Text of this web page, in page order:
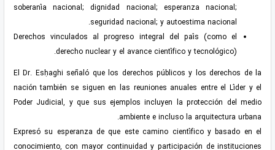
soberanía nacional; dignidad nacional; esperanza nacional;
seguridad nacional; y autoestima nacional.
Derechos vinculados al progreso integral del país (como el
derecho nuclear y el avance científico y tecnológico).
El Dr. Esḥaghi señaló que los derechos públicos y los derechos de la
nación también se siguen en las reuniones anuales entre el Líder y el
Poder Judicial, y que sus ejemplos incluyen la protección del medio
ambiente e incluso la arquitectura urbana.
Expresó su esperanza de que este camino científico y basado en el
conocimiento, con mayor continuidad y participación de instituciones